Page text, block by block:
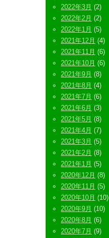
2022年3月 (2)
2022年2月 (2)
2022年1月 (5)
2021年12月 (4)
2021年11月 (6)
2021年10月 (6)
2021年9月 (8)
2021年8月 (4)
2021年7月 (6)
2021年6月 (3)
2021年5月 (8)
2021年4月 (7)
2021年3月 (5)
2021年2月 (8)
2021年1月 (5)
2020年12月 (8)
2020年11月 (5)
2020年10月 (10)
2020年9月 (10)
2020年8月 (6)
2020年7月 (9)